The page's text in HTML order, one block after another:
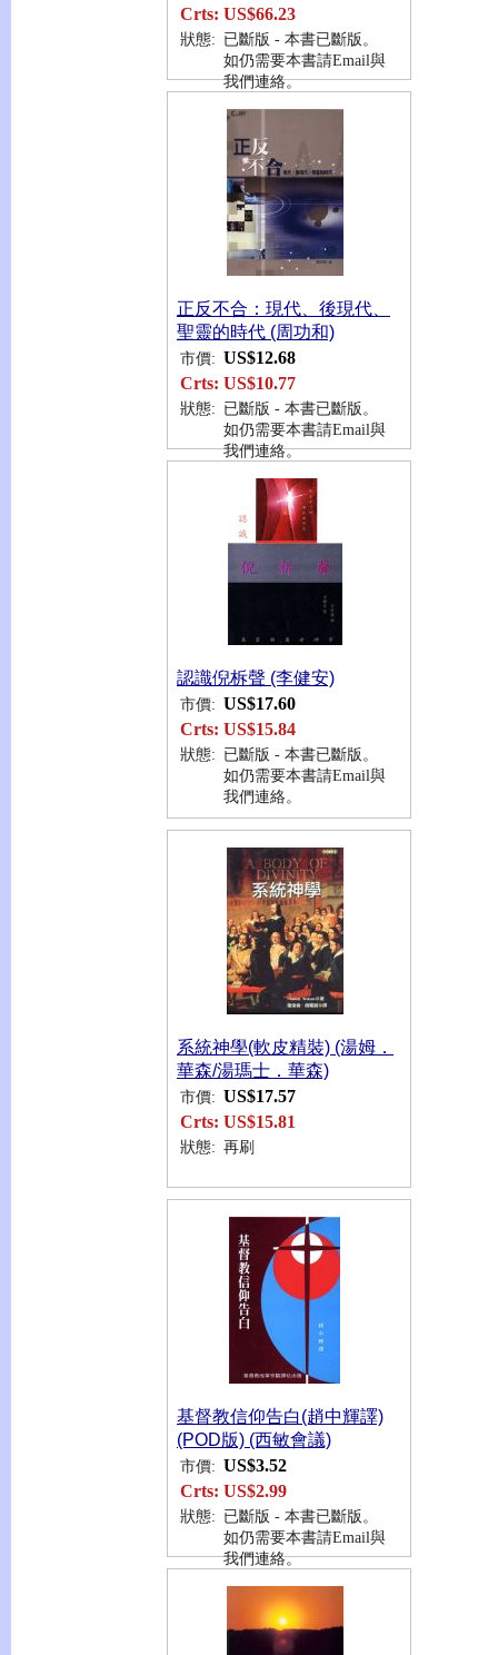
Crts: US$66.23
狀態: 已斷版 - 本書已斷版。
如仍需要本書請Email與
我們連絡。
正反不合：現代、後現代、
聖靈的時代 (周功和)
市價: US$12.68
Crts: US$10.77
狀態: 已斷版 - 本書已斷版。
如仍需要本書請Email與
我們連絡。
認識倪柝聲 (李健安)
市價: US$17.60
Crts: US$15.84
狀態: 已斷版 - 本書已斷版。
如仍需要本書請Email與
我們連絡。
系統神學(軟皮精裝) (湯姆．
華森/湯瑪士．華森)
市價: US$17.57
Crts: US$15.81
狀態: 再刷
基督教信仰告白(趙中輝譯)
(POD版) (西敏會議)
市價: US$3.52
Crts: US$2.99
狀態: 已斷版 - 本書已斷版。
如仍需要本書請Email與
我們連絡。